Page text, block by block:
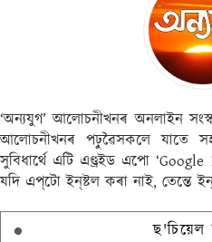
‘অন্যযুগ’ আলোচনীখনৰ অনলাইন
আলোচনীখনৰ পঢ়ুৱৈসকলে যাতে
সুবিধাৰ্থে এটি এণ্ড্ৰইড এপো
যদি এপ্‌টো ইন্‌ষ্টল কৰা নাই, তেন্তে
ছ'চিয়েল